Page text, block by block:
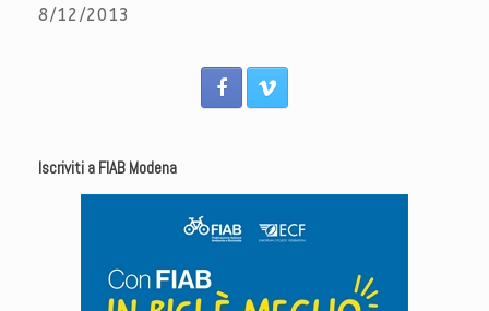
8/12/2013
Iscriviti a FIAB Modena